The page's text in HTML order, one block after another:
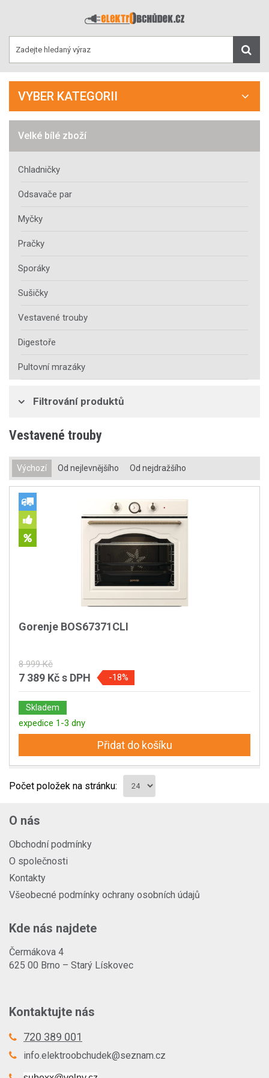
VYBER KATEGORII
Velké bílé zboží
Chladničky
Odsavače par
Myčky
Pračky
Sporáky
Sušičky
Vestavené trouby
Digestoře
Pultovní mrazáky
Filtrování produktů
Vestavené trouby
Výchozí Od nejlevnějšího Od nejdražšího
Gorenje BOS67371CLI
8 999 Kč
7 389 Kčs DPH -18%
Skladem
expedice 1-3 dny
Přidat do košíku
Počet položek na stránku:
O nás
Obchodní podmínky
O společnosti
Kontakty
Všeobecné podmínky ochrany osobních údajů
Kde nás najdete
Čermákova 4
625 00 Brno – Starý Lískovec
Kontaktujte nás
720 389 001
info.elektroobchudek@seznam.cz